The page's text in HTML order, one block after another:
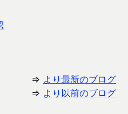
⇒ より最新のブログ
⇒ より以前のブログ